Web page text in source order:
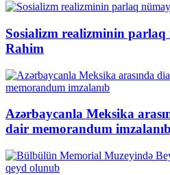
Sosializm realizminin parlaq
Rahim
Azərbaycanla Meksika
dair memorandum imzalanıb